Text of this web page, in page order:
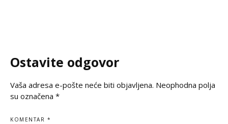
Ostavite odgovor
Vaša adresa e-pošte neće biti objavljena. Neophodna polja
su označena *
KOMENTAR *